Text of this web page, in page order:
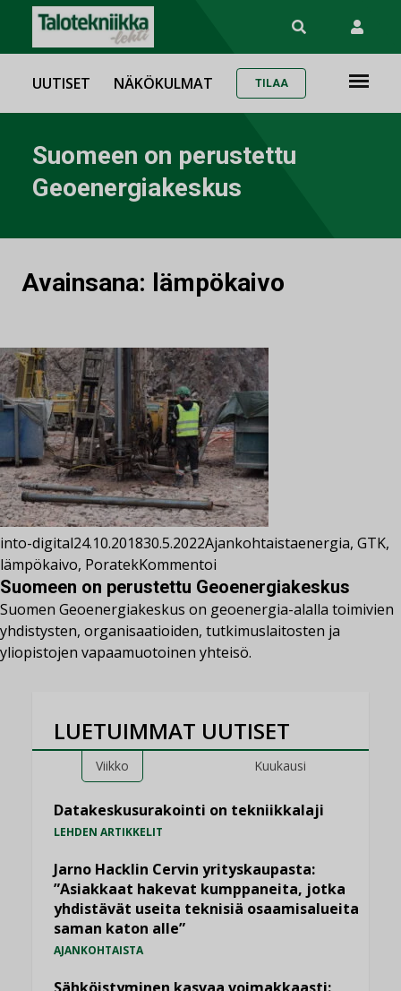
UUTISET NÄKÖKULMAT TILAA
Suomeen on perustettu
Geoenergiakeskus
Avainsana: lämpökaivo
into-digital24.10.201830.5.2022Ajankohtaistaenergia, GTK,
lämpökaivo, PoratekKommentoi
Suomeen on perustettu Geoenergiakeskus
Suomen Geoenergiakeskus on geoenergia-alalla toimivien
yhdistysten, organisaatioiden, tutkimuslaitosten ja
yliopistojen vapaamuotoinen yhteisö.
LUETUIMMAT UUTISET
Viikko Kuukausi
Datakeskusurakointi on tekniikkalaji
LEHDEN ARTIKKELIT
Jarno Hacklin Cervin yrityskaupasta:
”Asiakkaat hakevat kumppaneita, jotka
yhdistävät useita teknisiä osaamisalueita
saman katon alle”
AJANKOHTAISTA